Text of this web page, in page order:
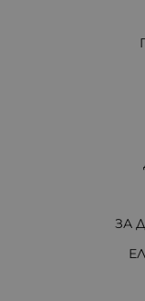
ЗА